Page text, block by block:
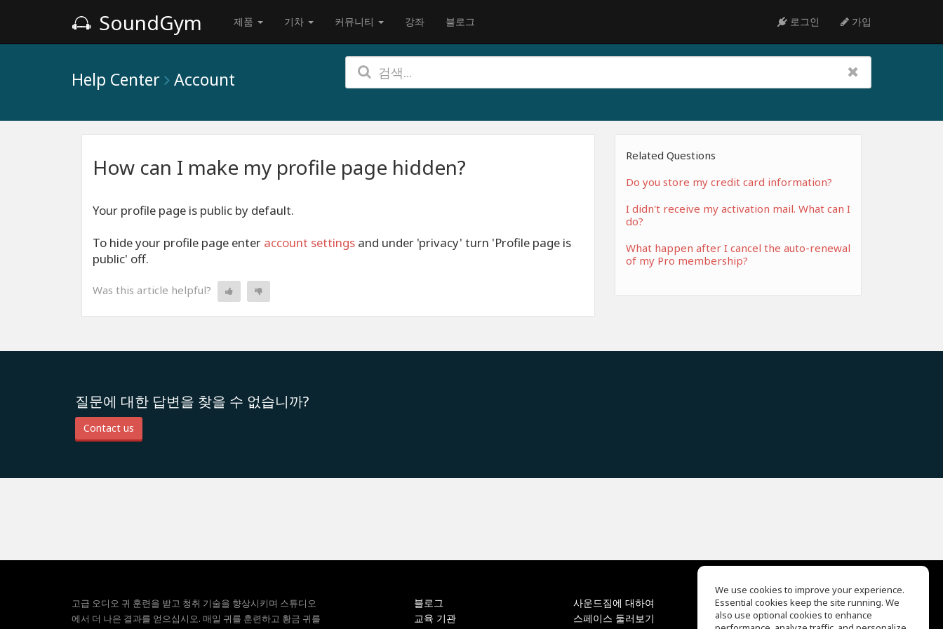
SoundGym 제품 기차 커뮤니티 강좌 블로그 로그인 가입
Help Center Account
How can I make my profile page hidden?
Your profile page is public by default.
To hide your profile page enter account settings and under 'privacy' turn 'Profile page is
public' off.
Was this article helpful?
Related Questions
Do you store my credit card information?
I didn't receive my activation mail. What can I
do?
What happen after I cancel the auto-renewal
of my Pro membership?
질문에 대한 답변을 찾을 수 없습니까?
Contact us
고급 오디오 귀 훈련을 받고 청취 기술을 향상시키며 스튜디오
에서 더 나은 결과를 얻으십시오. 매일 귀를 훈련하고 황금 귀를
블로그
교육 기관
사운드짐에 대하여
스페이스 둘러보기
EQ Ear Training
Drum Machine
We use cookies to improve your experience.
Essential cookies keep the site running. We
also use optional cookies to enhance